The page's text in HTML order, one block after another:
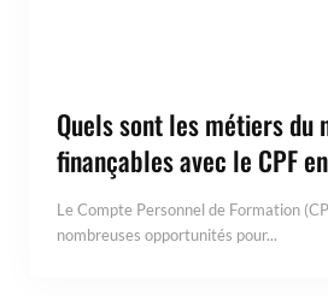
Quels sont les métiers du
finançables avec le CPF
Le Compte Personnel de Formation
nombreuses opportunités pour...